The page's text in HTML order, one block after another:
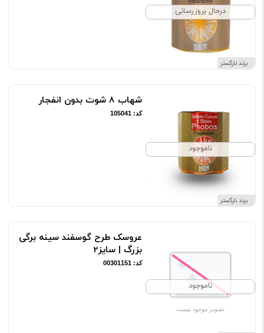
درحال بروزرسانی
برند نارگستر
ناموجود
برند نارگستر
شهاب 8 شوت بدون انفجار
کد: 105041
ناموجود
عروسک طرح گوسفند سینه برگی
بزرگ | سایز2
کد: 00301151